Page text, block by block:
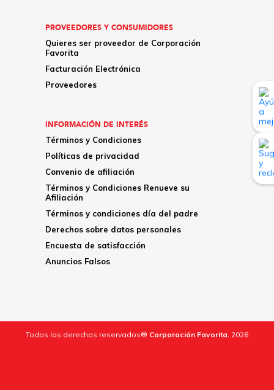
PROVEEDORES Y CONSUMIDORES
Quieres ser proveedor de Corporación
Favorita
Facturación Electrónica
Proveedores
INFORMACIÓN DE INTERÉS
Términos y Condiciones
Políticas de privacidad
Convenio de afiliación
Términos y Condiciones Renueve su
Afiliación
Términos y condiciones día del padre
Derechos sobre datos personales
Encuesta de satisfacción
Anuncios Falsos
Todos los derechos reservados® Corporación Favorita. 2026